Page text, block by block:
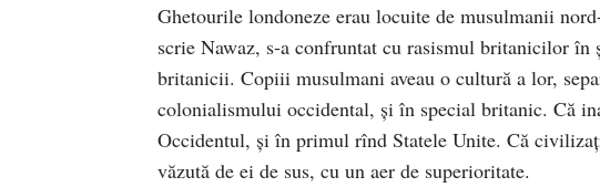
Ghetourile londoneze erau locuite de musulmanii
scrie Nawaz, s-a confruntat cu rasismul britanicilor
britanicii. Copiii musulmani aveau o cultură a lor,
colonialismului occidental, şi în special britanic. Că
Occidentul, şi în primul rînd Statele Unite. Că
văzută de ei de sus, cu un aer de superioritate.